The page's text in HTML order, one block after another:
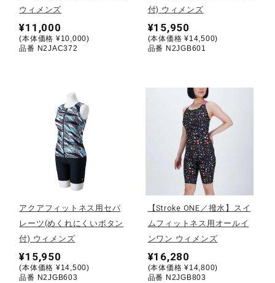
ウォーキングシューズ
インナー
寝具／ミズノスリープ
アウトドア／レイン
サポーター
ウィメンズ
¥11,000
(本体価格 ¥10,000)
品番 N2JAC372
付) ウィメンズ
¥15,950
(本体価格 ¥14,500)
品番 N2JGB601
アクアフィットネス用セパ
レーツ(めくれにくいボタン
付) ウィメンズ
¥15,950
(本体価格 ¥14,500)
品番 N2JGB603
【Stroke ONE／撥水】スイ
ムフィットネス用オールイ
ンワン ウィメンズ
¥16,280
(本体価格 ¥14,800)
品番 N2JGB803